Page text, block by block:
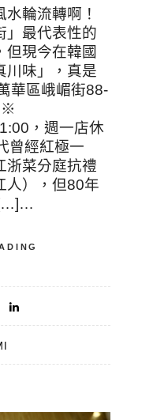
輪流轉啊！
」最代表性的
但現今在韓國
川味」，真是
華區峨嵋街88-
※
，週一店休
曾經紅極一
浙菜分庭抗禮
人），但80年
[…]…